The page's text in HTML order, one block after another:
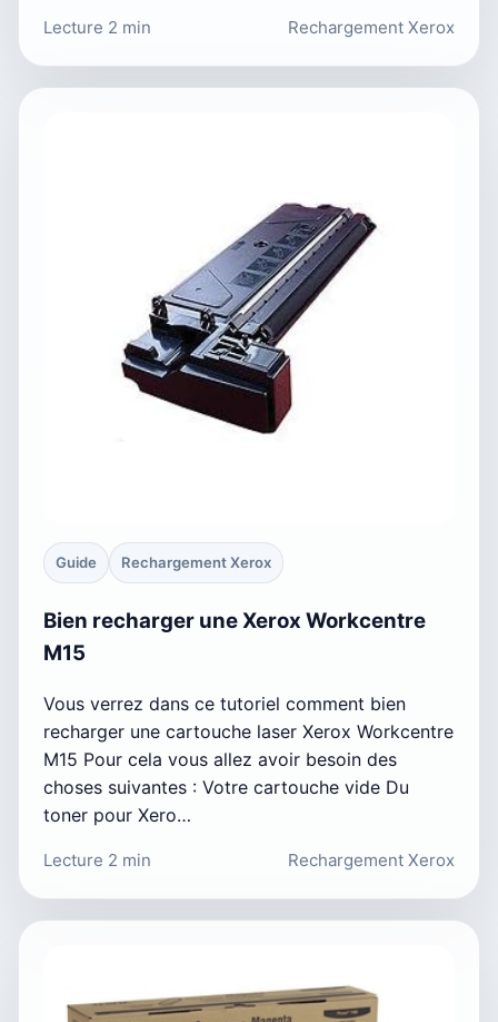
Lecture 2 min Rechargement Xerox
Guide Rechargement Xerox
Bien recharger une Xerox Workcentre
M15
Vous verrez dans ce tutoriel comment bien
recharger une cartouche laser Xerox Workcentre
M15 Pour cela vous allez avoir besoin des
choses suivantes : Votre cartouche vide Du
toner pour Xero…
Lecture 2 min Rechargement Xerox